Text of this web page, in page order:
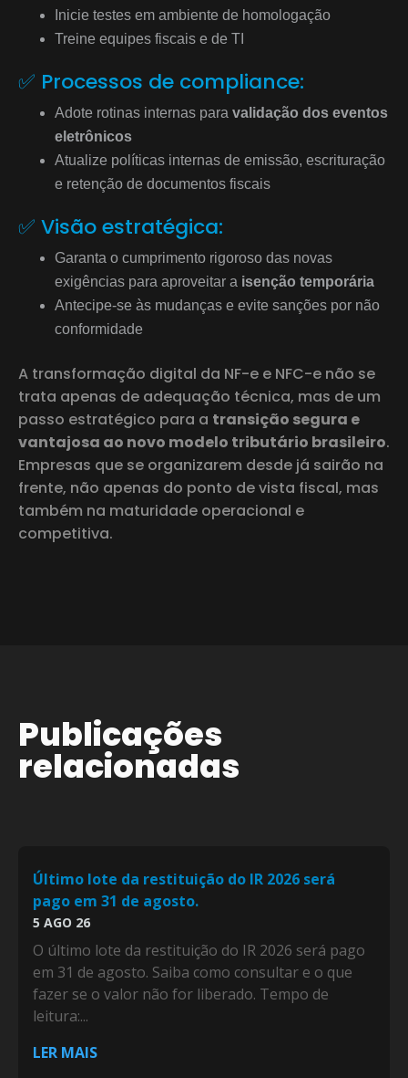
Inicie testes em ambiente de homologação
Treine equipes fiscais e de TI
✅ Processos de compliance:
Adote rotinas internas para validação dos eventos
eletrônicos
Atualize políticas internas de emissão, escrituração
e retenção de documentos fiscais
✅ Visão estratégica:
Garanta o cumprimento rigoroso das novas
exigências para aproveitar a isenção temporária
Antecipe-se às mudanças e evite sanções por não
conformidade
A transformação digital da NF-e e NFC-e não se
trata apenas de adequação técnica, mas de um
passo estratégico para a transição segura e
vantajosa ao novo modelo tributário brasileiro.
Empresas que se organizarem desde já sairão na
frente, não apenas do ponto de vista fiscal, mas
também na maturidade operacional e
competitiva.
Publicações
relacionadas
Último lote da restituição do IR 2026 será
pago em 31 de agosto.
5 AGO 26
O último lote da restituição do IR 2026 será pago
em 31 de agosto. Saiba como consultar e o que
fazer se o valor não for liberado. Tempo de
leitura:...
LER MAIS